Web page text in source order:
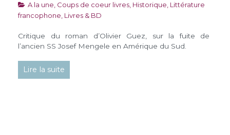
A la une Coups de coeur livres Historique Littérature
francophone Livres & BD
Critique du roman d’Olivier Guez, sur la fuite de
l’ancien SS Josef Mengele en Amérique du Sud.
Lire la suite